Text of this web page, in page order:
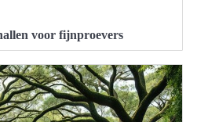
voor fijnproevers